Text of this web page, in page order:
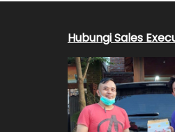
Hubungi Sales